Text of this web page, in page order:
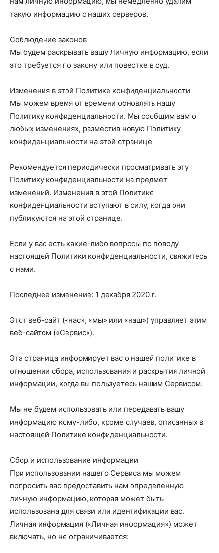
такую ​​информацию с наших серверов.
Соблюдение законов
Мы будем раскрывать вашу Личную информацию, если
это требуется по закону или повестке в суд.
Изменения в этой Политике конфиденциальности
Мы можем время от времени обновлять нашу
Политику конфиденциальности. Мы сообщим вам о
любых изменениях, разместив новую Политику
конфиденциальности на этой странице.
Рекомендуется периодически просматривать эту
Политику конфиденциальности на предмет
изменений. Изменения в этой Политике
конфиденциальности вступают в силу, когда они
публикуются на этой странице.
Если у вас есть какие-либо вопросы по поводу
настоящей Политики конфиденциальности, свяжитесь
с нами.
Последнее изменение: 1 декабря 2020 г.
Этот веб-сайт («нас», «мы» или «наш») управляет этим
веб-сайтом («Сервис»).
Эта страница информирует вас о нашей политике в
отношении сбора, использования и раскрытия личной
информации, когда вы пользуетесь нашим Сервисом.
Мы не будем использовать или передавать вашу
информацию кому-либо, кроме случаев, описанных в
настоящей Политике конфиденциальности.
Сбор и использование информации
При использовании нашего Сервиса мы можем
попросить вас предоставить нам определенную
личную информацию, которая может быть
использована для связи или идентификации вас.
Личная информация («Личная информация») может
включать, но не ограничивается: